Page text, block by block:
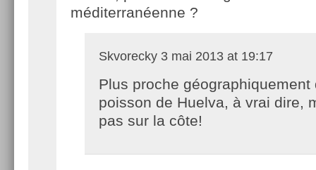
méditerranéenne ?
Skvorecky 3 mai 2013 at 19:17
Plus proche géographiquement
poisson de Huelva, à vrai dire,
pas sur la côte!